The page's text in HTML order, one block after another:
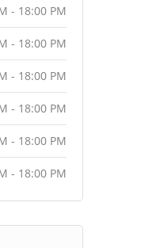
- 18:00 PM
- 18:00 PM
- 18:00 PM
- 18:00 PM
- 18:00 PM
- 18:00 PM